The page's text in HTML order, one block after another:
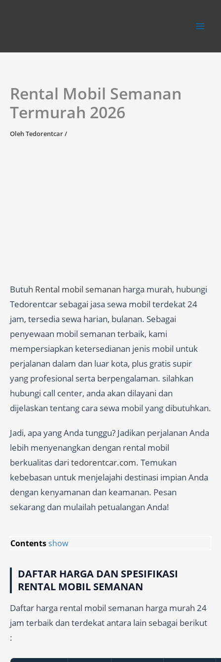
Rental Mobil Semanan
Termurah 2026
OlehTedorentcar/
Butuh Rental mobil semanan harga murah, hubungi
Tedorentcar sebagai jasa sewa mobil terdekat 24
jam, tersedia sewa harian, bulanan. Sebagai
penyewaan mobil semanan terbaik, kami
mempersiapkan ketersedianan jenis mobil untuk
perjalanan dalam dan luar kota, plus gratis supir
yang profesional serta berpengalaman. silahkan
hubungi call center, anda akan dilayani dan
dijelaskan tentang cara sewa mobil yang dibutuhkan.
Jadi, apa yang Anda tunggu? Jadikan perjalanan Anda
lebih menyenangkan dengan rental mobil
berkualitas dari tedorentcar.com. Temukan
kebebasan untuk menjelajahi destinasi impian Anda
dengan kenyamanan dan keamanan. Pesan
sekarang dan mulailah petualangan Anda!
Contentsshow
DAFTAR HARGA DAN SPESIFIKASI
RENTAL MOBIL SEMANAN
Daftar harga rental mobil semanan harga murah 24
jam terbaik dan terdekat antara lain sebagai berikut
: